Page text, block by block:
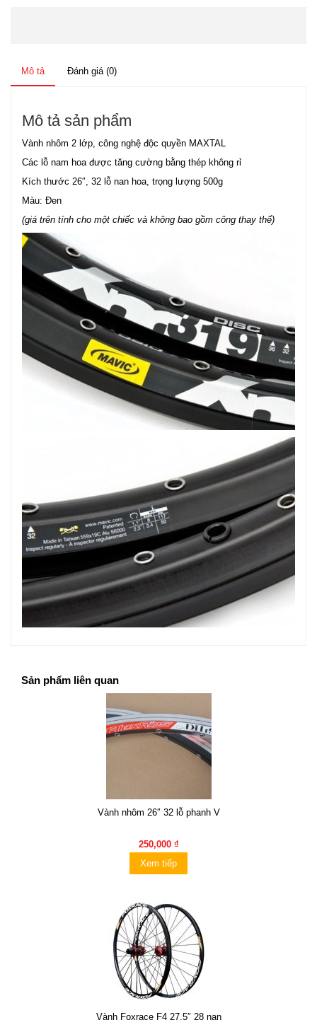
Mô tả Đánh giá (0)
Mô tả sản phẩm
Vành nhôm 2 lớp, công nghệ độc quyền MAXTAL
Các lỗ nam hoa được tăng cường bằng thép không rỉ
Kích thước 26″, 32 lỗ nan hoa, trọng lượng 500g
Màu: Đen
(giá trên tính cho một chiếc và không bao gồm công thay thế)
Sản phẩm liên quan
Vành nhôm 26″ 32 lỗ phanh V
250,000 ₫
Xem tiếp
Vành Foxrace F4 27.5″ 28 nan